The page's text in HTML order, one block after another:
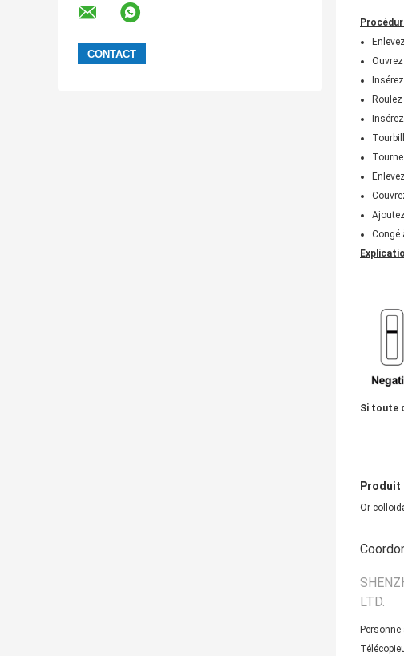
Congé
Si toute
Produit
Or
LTD.